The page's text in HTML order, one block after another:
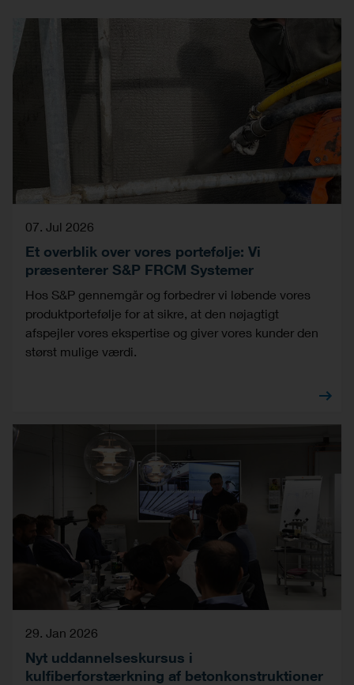
07. Jul 2026
Et overblik over vores portefølje: Vi
præsenterer S&P FRCM Systemer
Hos S&P gennemgår og forbedrer vi løbende vores
produktportefølje for at sikre, at den nøjagtigt
afspejler vores ekspertise og giver vores kunder den
størst mulige værdi.
29. Jan 2026
Nyt uddannelseskursus i
kulfiberforstærkning af betonkonstruktioner